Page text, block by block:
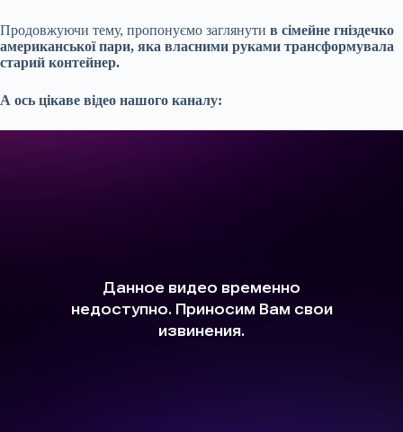
Продовжуючи тему, пропонуємо заглянути в сімейне гніздечко
американської пари, яка власними руками трансформувала
старий контейнер.
А ось цікаве відео нашого каналу: